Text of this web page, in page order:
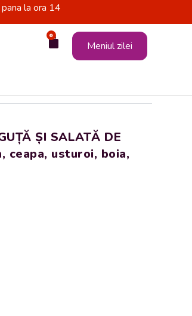
la ora 14
0
Cart Meniul zilei
ȘI SALATĂ DE
ceapa, usturoi, boia,